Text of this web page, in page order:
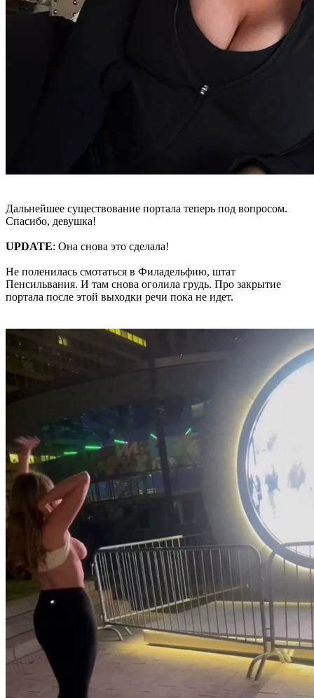
Дальнейшее существование портала теперь под вопросом.
Спасибо, девушка!
UPDATE: Она снова это сделала!
Не поленилась смотаться в Филадельфию, штат
Пенсильвания. И там снова оголила грудь. Про закрытие
портала после этой выходки речи пока не идет.